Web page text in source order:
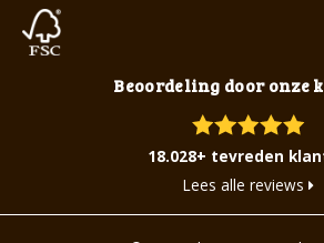
Beoordeling door onze
18.028+ tevreden
Lees alle reviews